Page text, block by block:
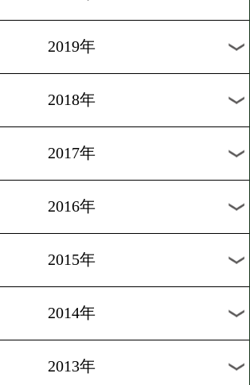
2026年
2025年
2024年
2023年
2022年